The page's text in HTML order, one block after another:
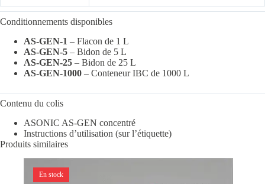
Conditionnements disponibles
AS-GEN-1 – Flacon de 1 L
AS-GEN-5 – Bidon de 5 L
AS-GEN-25 – Bidon de 25 L
AS-GEN-1000 – Conteneur IBC de 1000 L
Contenu du colis
ASONIC AS-GEN concentré
Instructions d’utilisation (sur l’étiquette)
Produits similaires
En stock